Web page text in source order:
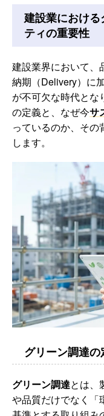
建設業における
ティの重要性
建設業界において、
納期（Delivery）に
が不可欠な時代とな
の定義と、なぜ今サ
っているのか、そ
します。
グリーン調達の
グリーン調達とは、
や品質だけでなく「